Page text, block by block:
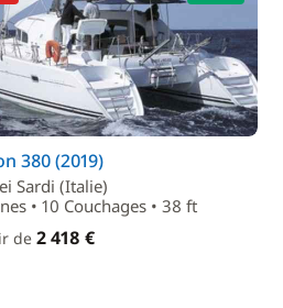
380 (2019)
Sardi (Italie)
• 10 Couchages • 38 ft
de 2 418 €